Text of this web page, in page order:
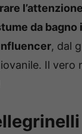
da bagno
, dal
Il vero